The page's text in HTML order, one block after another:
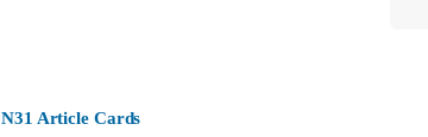
N31 Article Cards